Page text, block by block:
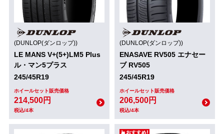
(DUNLOP(ダンロップ))
LE MANS V+(5+)LM5 Plus
ル・マン5プラス
245/45R19
ホイールセット販売価格
214,500円
税込/4本
(DUNLOP(ダンロップ))
ENASAVE RV505 エナセー
ブ RV505
245/45R19
ホイールセット販売価格
206,500円
税込/4本